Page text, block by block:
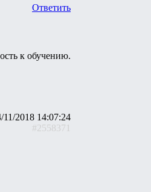
Ответить
к обучению.
11/2018 14:07:24
#2558371